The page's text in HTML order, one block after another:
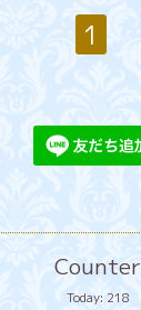
1
Counter
Today: 218